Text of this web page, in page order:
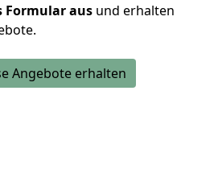
Formular aus und erhalten
Angebote erhalten